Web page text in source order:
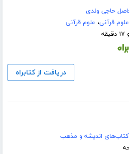
حاجی وندی
علوم قرآنی، علوم قرآنی
دریافت از کتابراه
کتاب‌های اندیشه و مذهب